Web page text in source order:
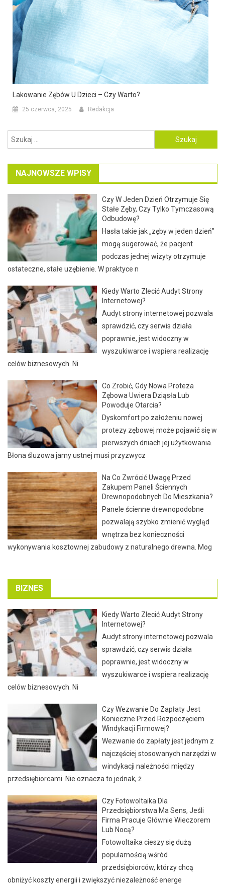
Lakowanie Zębów U Dzieci – Czy Warto?
25 czerwca, 2025 Redakcja
Szukaj:
NAJNOWSZE WPISY
Czy W Jeden Dzień Otrzymuje Się
Stałe Zęby, Czy Tylko Tymczasową
Odbudowę?
Hasła takie jak „zęby w jeden dzień”
mogą sugerować, że pacjent
podczas jednej wizyty otrzymuje
ostateczne, stałe uzębienie. W praktyce n
Kiedy Warto Zlecić Audyt Strony
Internetowej?
Audyt strony internetowej pozwala
sprawdzić, czy serwis działa
poprawnie, jest widoczny w
wyszukiwarce i wspiera realizację
celów biznesowych. Ni
Co Zrobić, Gdy Nowa Proteza
Zębowa Uwiera Dziąsła Lub
Powoduje Otarcia?
Dyskomfort po założeniu nowej
protezy zębowej może pojawić się w
pierwszych dniach jej użytkowania.
Błona śluzowa jamy ustnej musi przyzwycz
Na Co Zwrócić Uwagę Przed
Zakupem Paneli Ściennych
Drewnopodobnych Do Mieszkania?
Panele ścienne drewnopodobne
pozwalają szybko zmienić wygląd
wnętrza bez konieczności
wykonywania kosztownej zabudowy z naturalnego drewna. Mog
BIZNES
Kiedy Warto Zlecić Audyt Strony
Internetowej?
Audyt strony internetowej pozwala
sprawdzić, czy serwis działa
poprawnie, jest widoczny w
wyszukiwarce i wspiera realizację
celów biznesowych. Ni
Czy Wezwanie Do Zapłaty Jest
Konieczne Przed Rozpoczęciem
Windykacji Firmowej?
Wezwanie do zapłaty jest jednym z
najczęściej stosowanych narzędzi w
windykacji należności między
przedsiębiorcami. Nie oznacza to jednak, ż
Czy Fotowoltaika Dla
Przedsiębiorstwa Ma Sens, Jeśli
Firma Pracuje Głównie Wieczorem
Lub Nocą?
Fotowoltaika cieszy się dużą
popularnością wśród
przedsiębiorców, którzy chcą
obniżyć koszty energii i zwiększyć niezależność energe